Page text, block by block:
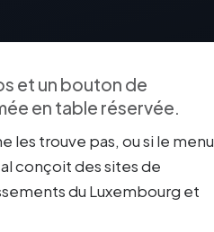
et un bouton de
en table réservée.
les trouve pas, ou si le menu
conçoit des sites de
du Luxembourg et